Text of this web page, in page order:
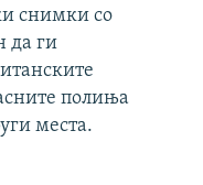
снимки со
да ги
полиња
места.